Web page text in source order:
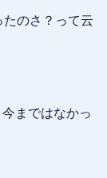
のさ？って云
まではなかっ